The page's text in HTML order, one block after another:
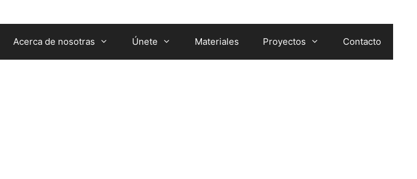
Acerca de nosotras Únete Materiales Proyectos Contacto